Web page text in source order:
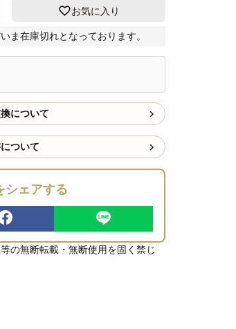
お気に入り
ま在庫切れとなっております。
について
ついて
シェアする
の無断転載・無断使用を固く禁じ